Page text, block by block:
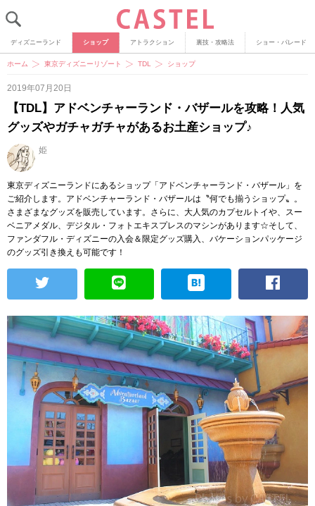
ディズニーランド ショップ アトラクション 裏技・攻略法 ショー・パレード
ホーム 東京ディズニーリゾート TDL ショップ
2019年07月20日
【TDL】アドベンチャーランド・バザールを攻略！人気
グッズやガチャガチャがあるお土産ショップ♪
姫
東京ディズニーランドにあるショップ「アドベンチャーランド・バザール」を
ご紹介します。アドベンチャーランド・バザールは〝何でも揃うショップ〟。
さまざまなグッズを販売しています。さらに、大人気のカプセルトイや、スー
ベニアメダル、デジタル・フォトエキスプレスのマシンがあります☆そして、
ファンダフル・ディズニーの入会＆限定グッズ購入、バケーションパッケージ
のグッズ引き換えも可能です！